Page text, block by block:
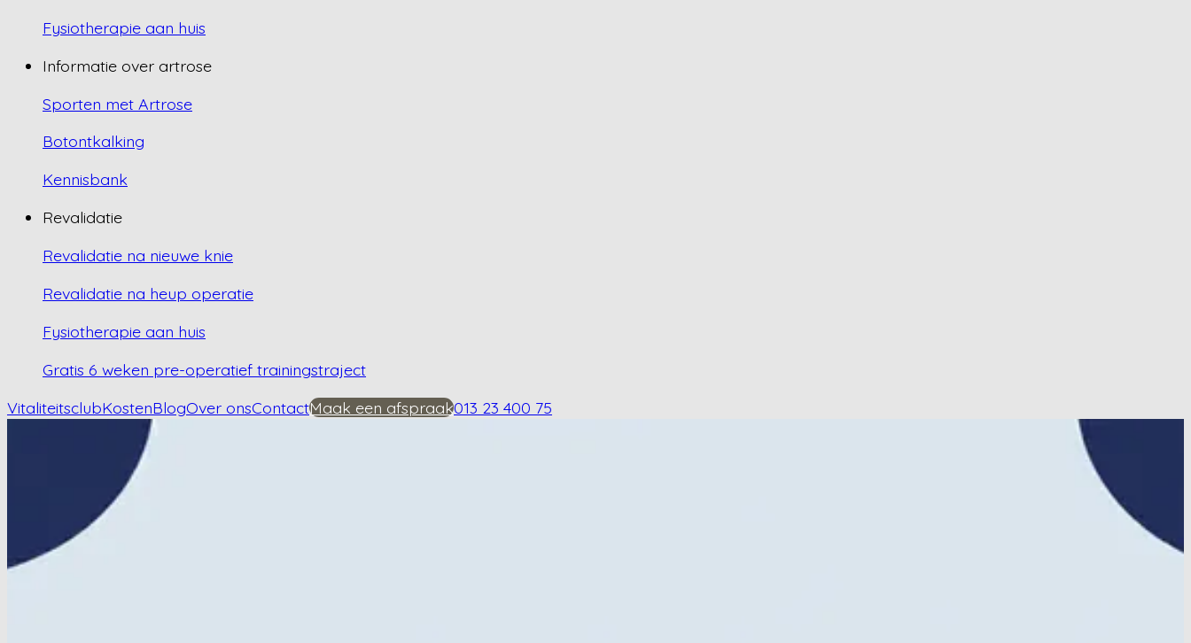
Fysiotherapie aan huis
Informatie over artrose
Sporten met Artrose
Botontkalking
Kennisbank
Revalidatie
Revalidatie na nieuwe knie
Revalidatie na heup operatie
Fysiotherapie aan huis
Gratis 6 weken pre-operatief trainingstraject
VitaliteitsclubKostenBlogOver onsContactMaak een afspraak013 23 400 75
Kennisbank
Hoe begin je met fysiotherapie voor knieartrose?